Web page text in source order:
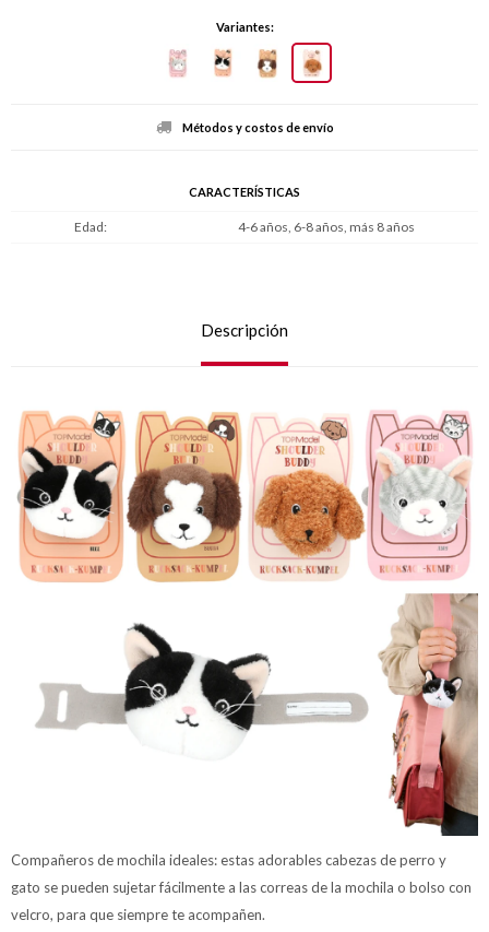
Variantes:
Métodos y costos de envío
CARACTERÍSTICAS
Edad 4-6 años, 6-8 años, más 8 años
Descripción
Compañeros de mochila ideales: estas adorables cabezas de perro y
gato se pueden sujetar fácilmente a las correas de la mochila o bolso con
velcro, para que siempre te acompañen.